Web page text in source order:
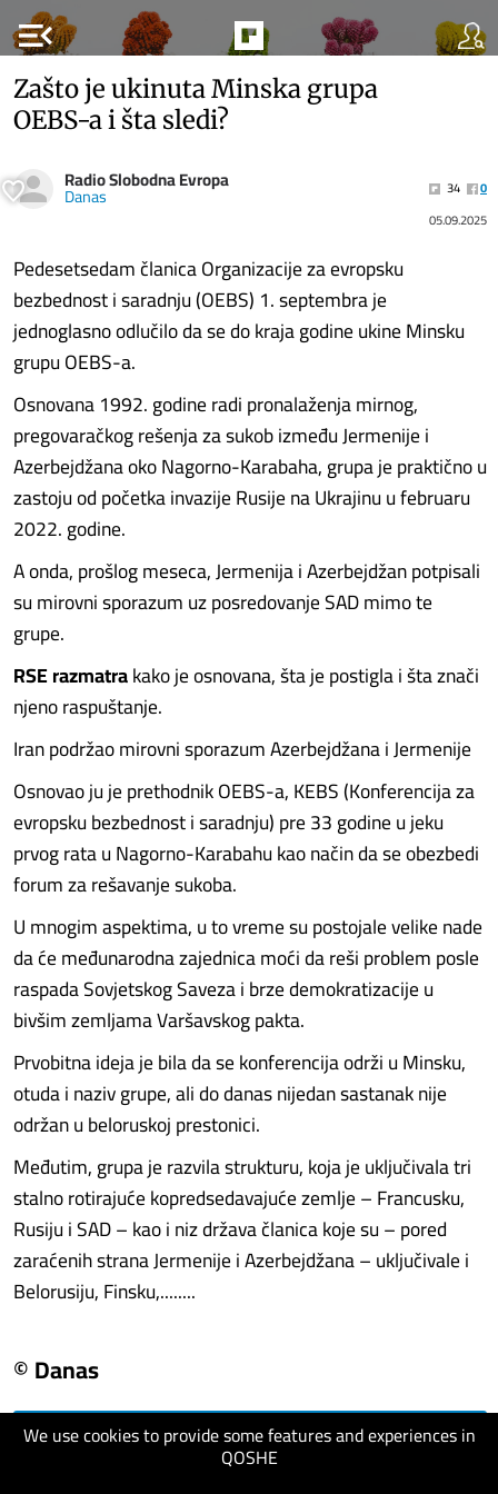
menu_open
We use cookies to provide some features and experiences in
QOSHE
Zašto je ukinuta Minska grupa
OEBS-a i šta sledi?
Radio Slobodna Evropa
Danas 34
0
05.09.2025
Pedesetsedam članica Organizacije za evropsku
bezbednost i saradnju (OEBS) 1. septembra je
jednoglasno odlučilo da se do kraja godine ukine Minsku
grupu OEBS-a.
Osnovana 1992. godine radi pronalaženja mirnog,
pregovaračkog rešenja za sukob između Jermenije i
Azerbejdžana oko Nagorno-Karabaha, grupa je praktično u
zastoju od početka invazije Rusije na Ukrajinu u februaru
2022. godine.
A onda, prošlog meseca, Jermenija i Azerbejdžan potpisali
su mirovni sporazum uz posredovanje SAD mimo te
grupe.
RSE razmatrakako je osnovana, šta je postigla i šta znači
njeno raspuštanje.
Iran podržao mirovni sporazum Azerbejdžana i Jermenije
Osnovao ju je prethodnik OEBS-a, KEBS (Konferencija za
evropsku bezbednost i saradnju) pre 33 godine u jeku
prvog rata u Nagorno-Karabahu kao način da se obezbedi
forum za rešavanje sukoba.
U mnogim aspektima, u to vreme su postojale velike nade
da će međunarodna zajednica moći da reši problem posle
raspada Sovjetskog Saveza i brze demokratizacije u
bivšim zemljama Varšavskog pakta.
Prvobitna ideja je bila da se konferencija održi u Minsku,
otuda i naziv grupe, ali do danas nijedan sastanak nije
održan u beloruskoj prestonici.
Međutim, grupa je razvila strukturu, koja je uključivala tri
stalno rotirajuće kopredsedavajuće zemlje – Francusku,
Rusiju i SAD – kao i niz država članica koje su – pored
zaraćenih strana Jermenije i Azerbejdžana – uključivale i
Belorusiju, Finsku,........
© Danas
visit website